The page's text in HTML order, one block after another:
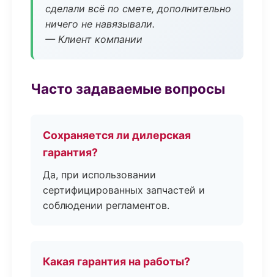
сделали всё по смете, дополнительно
ничего не навязывали.
— Клиент компании
Часто задаваемые вопросы
Сохраняется ли дилерская
гарантия?
Да, при использовании
сертифицированных запчастей и
соблюдении регламентов.
Какая гарантия на работы?